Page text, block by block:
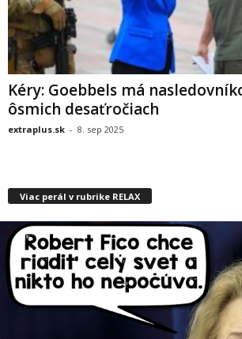
Kéry: Goebbels má
ôsmich desaťročiach
extraplus.sk - 8. sep 2025
Viac perál v rubrike RELAX